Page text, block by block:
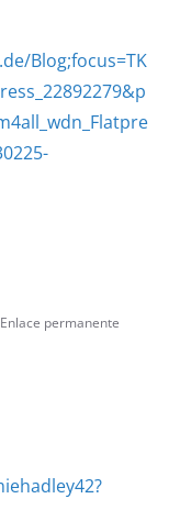
Blog;focus=TK
Enlace permanente